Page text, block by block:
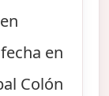
en
Colón